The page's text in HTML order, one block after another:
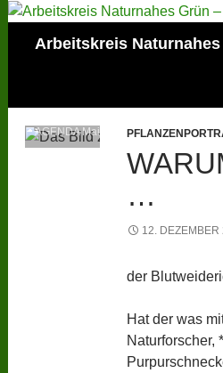
Arbeitskreis
12. DEZEMBER
der
Hat der was
Naturforscher,
AGENDA Mainz